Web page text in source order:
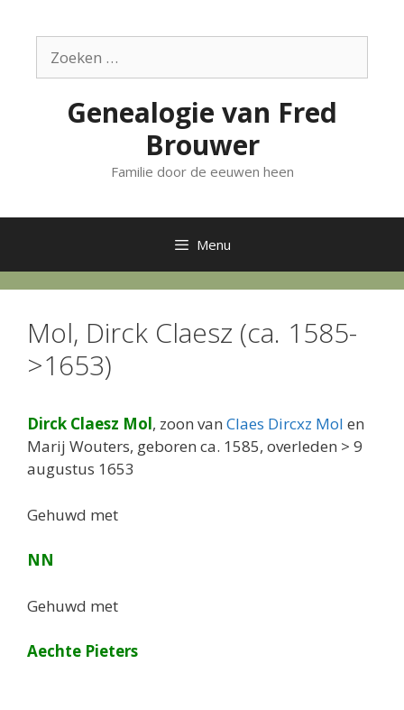
inhoudnaar:
Genealogie van Fred
Brouwer
Familie door de eeuwen heen
Menu
Mol, Dirck Claesz (ca. 1585-
>1653)
Dirck Claesz Mol, zoon van Claes Dircxz Mol en
Marij Wouters, geboren ca. 1585, overleden > 9
augustus 1653
Gehuwd met
NN
Gehuwd met
Aechte Pieters